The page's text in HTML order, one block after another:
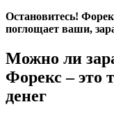
Остановитесь!
поглощает ваши,
Можно ли
Форекс – это
денег